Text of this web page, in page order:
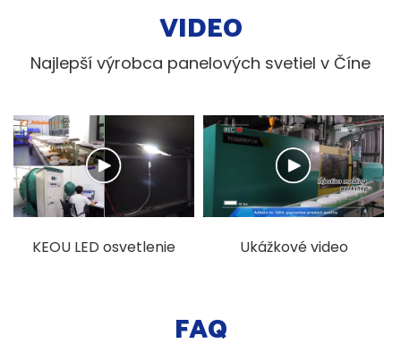
VIDEO
Najlepší výrobca panelových svetiel v Číne
KEOU LED osvetlenie
Ukážkové video
FAQ